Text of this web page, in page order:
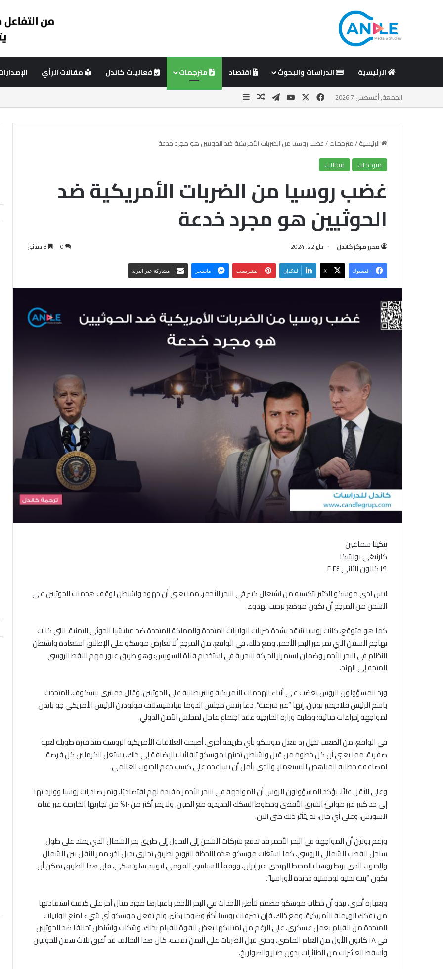
الرئيسية الدراسات والبحوث اقتصاد مترجمات فعاليات كاندل مقالات الرأي
الجمعة, أغسطس 7 2026 فيسبوك ‫YouTube
تيلقرام مقال عشوائي
الرئيسية/مترجمات/غضب روسيا من الضربات الأمريكية ضد الحوثيين هو مجرد خدعة
مترجمات
مقالات
غضب روسيا من الضربات الأمريكية ضد
الحوثيين هو مجرد خدعة
محرر مركز كاندل يناير 22, 2024 0 3 دقائق
فيسبوك ‫X لينكدإن بينتيريست ماسنجر مشاركة عبر البريد
نيكيتا سماغين
كارنيغي بوليتيكا
١٩ كانون الثاني ٢٠٢٤
ليس لدى موسكو الكثير لتكسبه من اشتعال كبير في البحر الأحمر، مما يعني أن جهود واشنطن لوقف هجمات الحوثيين على
الشحن من المرجح أن تكون موضع ترحيب بهدوء.
كما هو متوقع، كانت روسيا تنتقد بشدة ضربات الولايات المتحدة والمملكة المتحدة ضد ميليشيا الحوثي اليمنية، التي كانت
تهاجم السفن التي تمر عبر البحر الأحمر. ومع ذلك، في الواقع، من المرجح ألا تعارض موسكو على الإطلاق استعادة واشنطن
للنظام في البحر الأحمر وضمان استمرار الحركة البحرية في استخدام قناة السويس: وهو طريق عبور مهم للنفط الروسي
المتجه إلى الهند.
ورد المسؤولون الروس بغضب على أنباء الهجمات الأمريكية والبريطانية على الحوثيين. وقال دميتري بيسكوف، المتحدث
باسم الرئيس فلاديمير بوتين، إنها “غير شرعية”. دعا رئيس مجلس الدوما فياتشيسلاف فولودين الرئيس الأمريكي جو بايدن
لمواجهة إجراءات جنائية؛ وطلبت وزارة الخارجية عقد اجتماع عاجل لمجلس الأمن الدولي.
في الواقع، من الصعب تخيل رد فعل موسكو بأي طريقة أخرى. أصبحت العلاقات الأمريكية الروسية منذ فترة طويلة لعبة
صفرية، مما يعني أن كل خطوة من قبل واشنطن تدينها موسكو تلقائيا. بالإضافة إلى ذلك، يستغل الكرملين كل فرصة
لمضاعفة خطابه المناهض للاستعمار، والذي يأمل أن يساعده على كسب دعم الجنوب العالمي.
وعلى الأقل علنًا، يؤكد المسؤولون الروس أن المواجهة في البحر الأحمر مفيدة لهم اقتصاديًا. وتمر صادرات روسيا ووارداتها
إلى حد كبير عبر موانئ الشرق الأقصى وخطوط السكك الحديدية مع الصين. ولا يمر أكثر من ١٠% من تجارتها الخارجية عبر قناة
السويس، وعلى أي حال، لم يتأثر ذلك حتى الآن.
وزعم بوتين أن المواجهة في البحر الأحمر قد تدفع شركات الشحن إلى التحول إلى طريق بحر الشمال الذي يمتد على طول
ساحل القطب الشمالي الروسي. كما استغلت موسكو هذه اللحظة للترويج لطريق تجاري بديل آخر: ممر النقل بين الشمال
والجنوب الذي يربط روسيا بالمحيط الهندي عبر إيران. ووفقاً للسياسي القومي ليونيد سلوتسكي، فإن هذا الطريق يمكن أن
يكون “بنية تحتية لوجستية جديدة لأوراسيا”.
وبعبارة أخرى، يبدو أن خطاب موسكو مصمم لتأطير الأحداث في البحر الأحمر باعتبارها مجرد مثال آخر على كيفية استفادتها
من تفكك الهيمنة الأمريكية. ومع ذلك، فإن تصرفات روسيا أكثر وضوحا بكثير. ولم تفعل موسكو أي شيء لمنع الولايات
المتحدة من القيام بعمل عسكري، على الرغم من امتلاكها بعض القوة للقيام بذلك. وشكلت واشنطن تحالفا ضد الحوثيين
في ١٨ كانون الأول من العام الماضي. وحتى قبل الضربات على اليمن نفسه، كان هذا التحالف قد أغرق ثلاث سفن للحوثيين
وأسقط العشرات من الطائرات بدون طيار والصواريخ.